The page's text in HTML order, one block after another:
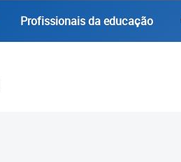
Profissionais da educação